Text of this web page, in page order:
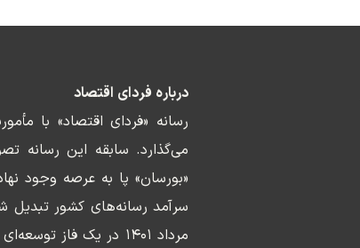
درباره فردای اقتصاد
رسانه «فردای اقتصاد» با
«بورسان» پا به عرصه وجود
سرآمد رسانه‌های کشور
مرداد ۱۴۰۱ در یک فاز